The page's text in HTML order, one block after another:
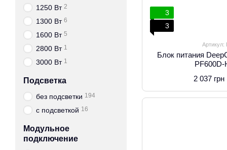
3
3
Артикул:
Блок питания
PF600D-
2 037 грн
1250 Вт 2
1300 Вт 6
1600 Вт 5
2800 Вт 1
3000 Вт 1
Подсветка
без подсветки 194
с подсветкой 16
Модульное
подключение